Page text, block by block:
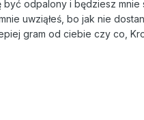
odpalony i będziesz mnie
uwziąłeś, bo jak nie
gram od ciebie czy co,